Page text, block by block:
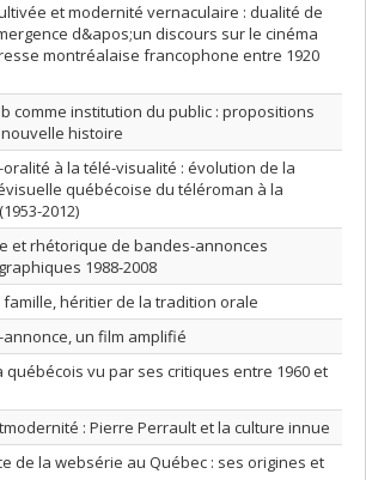
et modernité vernaculaire : dualité de
d&apos;un discours sur le cinéma
montréalaise francophone entre 1920
comme institution du public : propositions
histoire
oralité à la télé-visualité : évolution de la
québécoise du téléroman à la
2012)
et rhétorique de bandes-annonces
1988-2008
famille, héritier de la tradition orale
un film amplifié
québécois vu par ses critiques entre 1960 et
: Pierre Perrault et la culture innue
de la websérie au Québec : ses origines et